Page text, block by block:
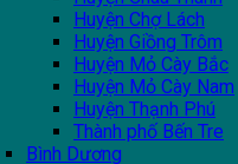
Huyện Chợ Lách
Huyện Giồng Trôm
Huyện Mỏ Cày Bắc
Huyện Mỏ Cày Nam
Huyện Thạnh Phú
Thành phố Bến Tre
Bình Dương